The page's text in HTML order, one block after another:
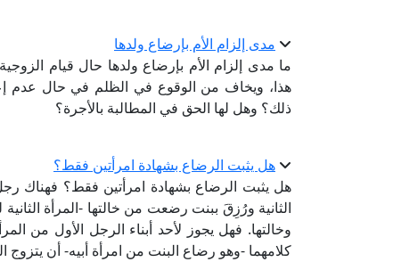
مدى إلزام الأم بإرضاع ولدها
ما مدى إلزام الأم بإرضاع ولدها حال قيام
هذا، ويخاف من الوقوع في الظلم في حال عدم
ذلك؟ وهل لها الحق في المطالبة بالأجرة؟
هل يثبت الرضاع بشهادة امرأتين فقط؟
هل يثبت الرضاع بشهادة امرأتين فقط؟ فهناك
الثانية ورُزِقَ ببنت رضعت من خالتها -المرأة
وخالتها. فهل يجوز لأحد أبناء الرجل الأول من
كلامهما -وهو رضاع البنت من امرأة أبيه- أن يتزوج